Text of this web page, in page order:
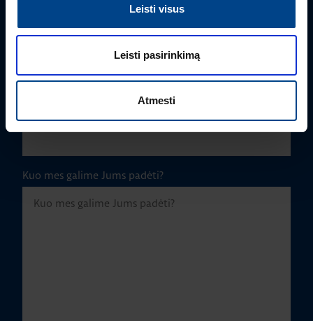
Leisti visus
Leisti pasirinkimą
Atmesti
Kuo mes galime Jums padėti?